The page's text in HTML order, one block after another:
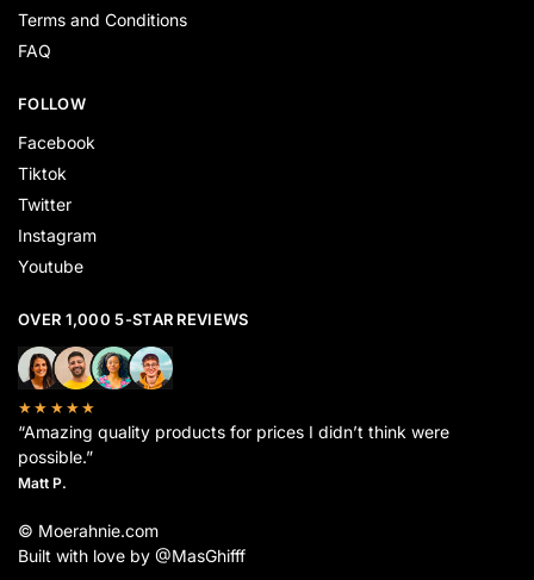
Terms and Conditions
FAQ
FOLLOW
Facebook
Tiktok
Twitter
Instagram
Youtube
OVER 1,000 5-STAR REVIEWS
★★★★★
“Amazing quality products for prices I didn’t think were
possible.”
Matt P.
© Moerahnie.com
Built with love by @MasGhifff